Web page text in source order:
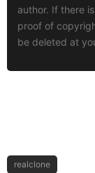
author. If there
proof of
be deleted at
realclone